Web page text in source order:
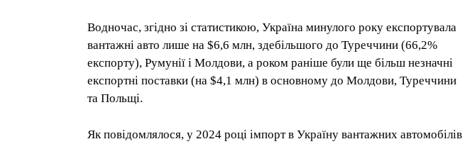
Водночас, згідно зі статистикою, Україна минулого року експортувала
вантажні авто лише на $6,6 млн, здебільшого до Туреччини (66,2%
експорту), Румунії і Молдови, а роком раніше були ще більш незначні
експортні поставки (на $4,1 млн) в основному до Молдови, Туреччини
та Польщі.
Як повідомлялося, у 2024 році імпорт в Україну вантажних автомобілів